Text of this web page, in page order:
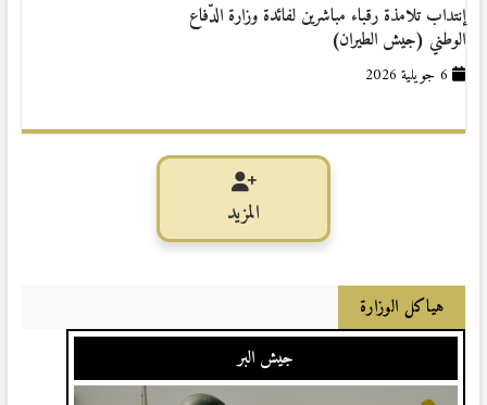
إنتداب تلامذة رقباء مباشرين لفائدة وزارة الدّفاع
الوطني (جيش الطيران)
6 جويلية 2026
المزيد
هياكل الوزارة
جيش البر